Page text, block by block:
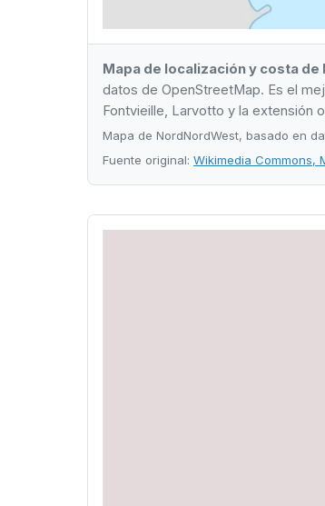
Mapa de localización y costa de
datos de OpenStreetMap. Es el
Fontvieille, Larvotto y la extensión
Mapa de NordNordWest, basado en
Fuente original: Wikimedia Commons,